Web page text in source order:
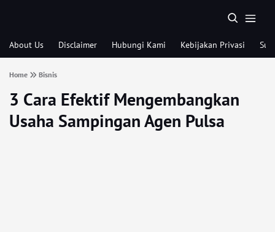
About Us Disclaimer Hubungi Kami Kebijakan Privasi
Home Bisnis
3 Cara Efektif Mengembangkan
Usaha Sampingan Agen Pulsa